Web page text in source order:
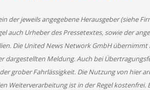
der jeweils angegebene Herausgeber (siehe
auch Urheber des Pressetextes, sowie der
Die United News Network GmbH übernimmt
dargestellten Meldung. Auch bei
grober Fahrlässigkeit. Die Nutzung von hier
Weiterverarbeitung ist in der Regel kostenfrei.